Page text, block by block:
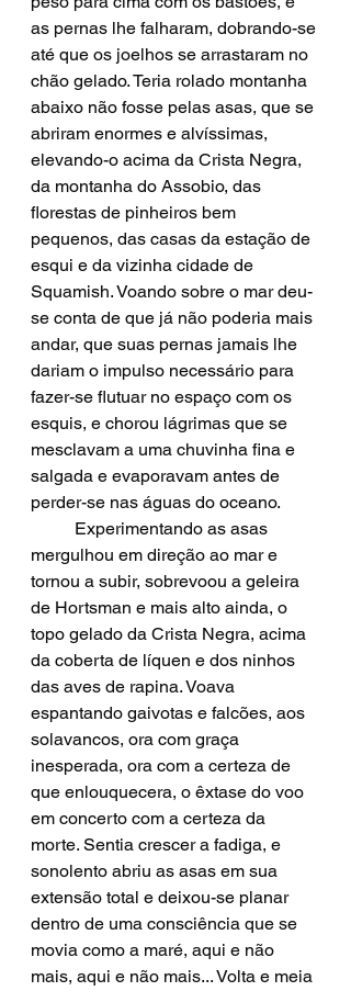
as pernas lhe falharam, dobrando-se
até que os joelhos se arrastaram no
chão gelado. Teria rolado montanha
abaixo não fosse pelas asas, que se
abriram enormes e alvíssimas,
elevando-o acima da Crista Negra,
da montanha do Assobio, das
florestas de pinheiros bem
pequenos, das casas da estação de
esqui e da vizinha cidade de
Squamish. Voando sobre o mar deu-
se conta de que já não poderia mais
andar, que suas pernas jamais lhe
dariam o impulso necessário para
fazer-se flutuar no espaço com os
esquis, e chorou lágrimas que se
mesclavam a uma chuvinha fina e
salgada e evaporavam antes de
perder-se nas águas do oceano.
mergulhou em direção ao mar e
tornou a subir, sobrevoou a geleira
de Hortsman e mais alto ainda, o
topo gelado da Crista Negra, acima
da coberta de líquen e dos ninhos
das aves de rapina. Voava
espantando gaivotas e falcões, aos
solavancos, ora com graça
inesperada, ora com a certeza de
que enlouquecera, o êxtase do voo
em concerto com a certeza da
morte. Sentia crescer a fadiga, e
sonolento abriu as asas em sua
extensão total e deixou-se planar
dentro de uma consciência que se
movia como a maré, aqui e não
mais, aqui e não mais... Volta e meia